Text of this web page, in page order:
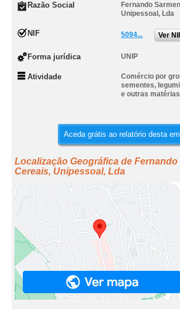
Razão Social
Fernando
Unipessoal, Lda
NIF 5094... Ver
Forma jurídica UNIP
Atividade
Comércio por
sementes,
e outras
Aceda grátis ao relatório desta
Localização Geográfica de Fernando
Cereais, Unipessoal, Lda